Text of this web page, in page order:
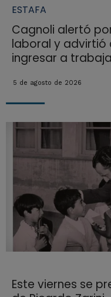
ESTAFA
Cagnoli alertó
laboral y advirtió
ingresar a
5 de agosto de 2026
Este viernes se